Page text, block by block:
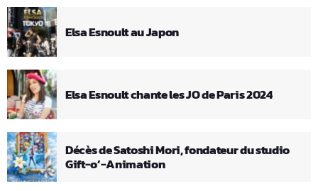
Elsa Esnoult au Japon
Elsa Esnoult chante les JO de Paris 2024
Décès de Satoshi Mori, fondateur du studio
Gift-o’-Animation